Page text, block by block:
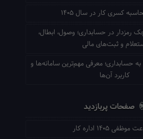
کسری کار در سال ۱۴۰۵
رمزدار در حسابداری؛ وصول، ابطال،
و ثبت‌های مالی
حسابداری؛ معرفی مهم‌ترین سامانه‌ها و
کاربرد آن‌ها
صفحات پربازدید
۱۴۰۵ اداره کار